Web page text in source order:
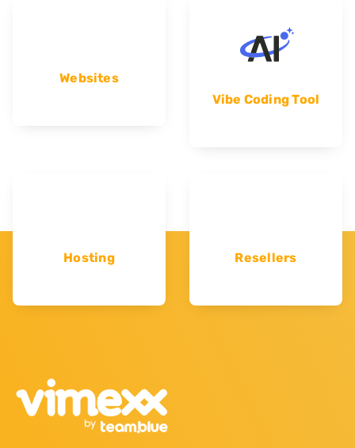
Websites
Vibe Coding Tool
Hosting Resellers